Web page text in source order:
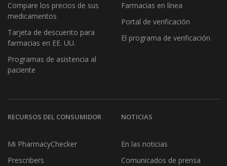
Compare los precios de sus
medicamentos
Tarjeta de descuento para
farmacias en EE. UU.
Programas de asistencia al
paciente
Farmacias en línea
Portal de verificación
El programa de verificación
RECURSOS DEL CONSUMIDOR
Mi PharmacyChecker
Prescribers
NOTICIAS
En las noticias
Comunicados de prensa